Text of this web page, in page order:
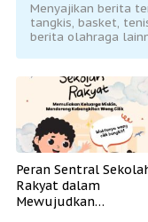
Menyajikan berita
tangkis, basket,
berita olahraga
Peran Sentral
Rakyat dalam
Mewujudkan